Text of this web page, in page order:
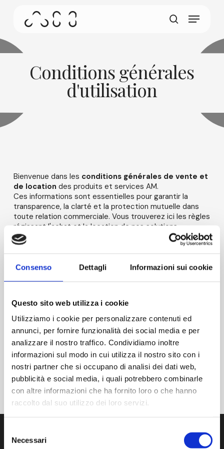
Consenso Dettagli Informazioni sui cookie
Questo sito web utilizza i cookie
Utilizziamo i cookie per personalizzare contenuti ed
annunci, per fornire funzionalità dei social media e per
analizzare il nostro traffico. Condividiamo inoltre
informazioni sul modo in cui utilizza il nostro sito con i
nostri partner che si occupano di analisi dei dati web,
pubblicità e social media, i quali potrebbero combinarle
con altre informazioni che ha fornito loro o che hanno
raccolto dal suo utilizzo dei loro servizi.
delNecessari
Cet écran permet à votre appareil de
consommer moins d'énergie que nécessaire
Menu
Conditions générales
d'utilisation
Bienvenue dans les conditions générales de vente et
de location des produits et services AM.
Ces informations sont essentielles pour garantir la
transparence, la clarté et la protection mutuelle dans
toute relation commerciale. Vous trouverez ici les règles
régissant l'achat et la location de nos solutions.
Veuillez lire attentivement ces conditions, car elles font
avec AM. Notre objectif est de vous offrir une
Conditions générales de vente
Conditions générales de location